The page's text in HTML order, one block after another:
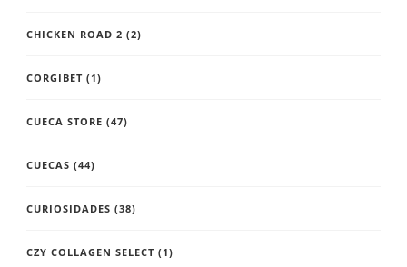
CHICKEN ROAD 2 (2)
CORGIBET (1)
CUECA STORE (47)
CUECAS (44)
CURIOSIDADES (38)
CZY COLLAGEN SELECT (1)